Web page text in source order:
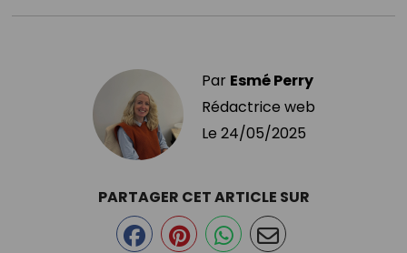
Par Esmé Perry
Rédactrice web
Le 24/05/2025
PARTAGER CET ARTICLE SUR